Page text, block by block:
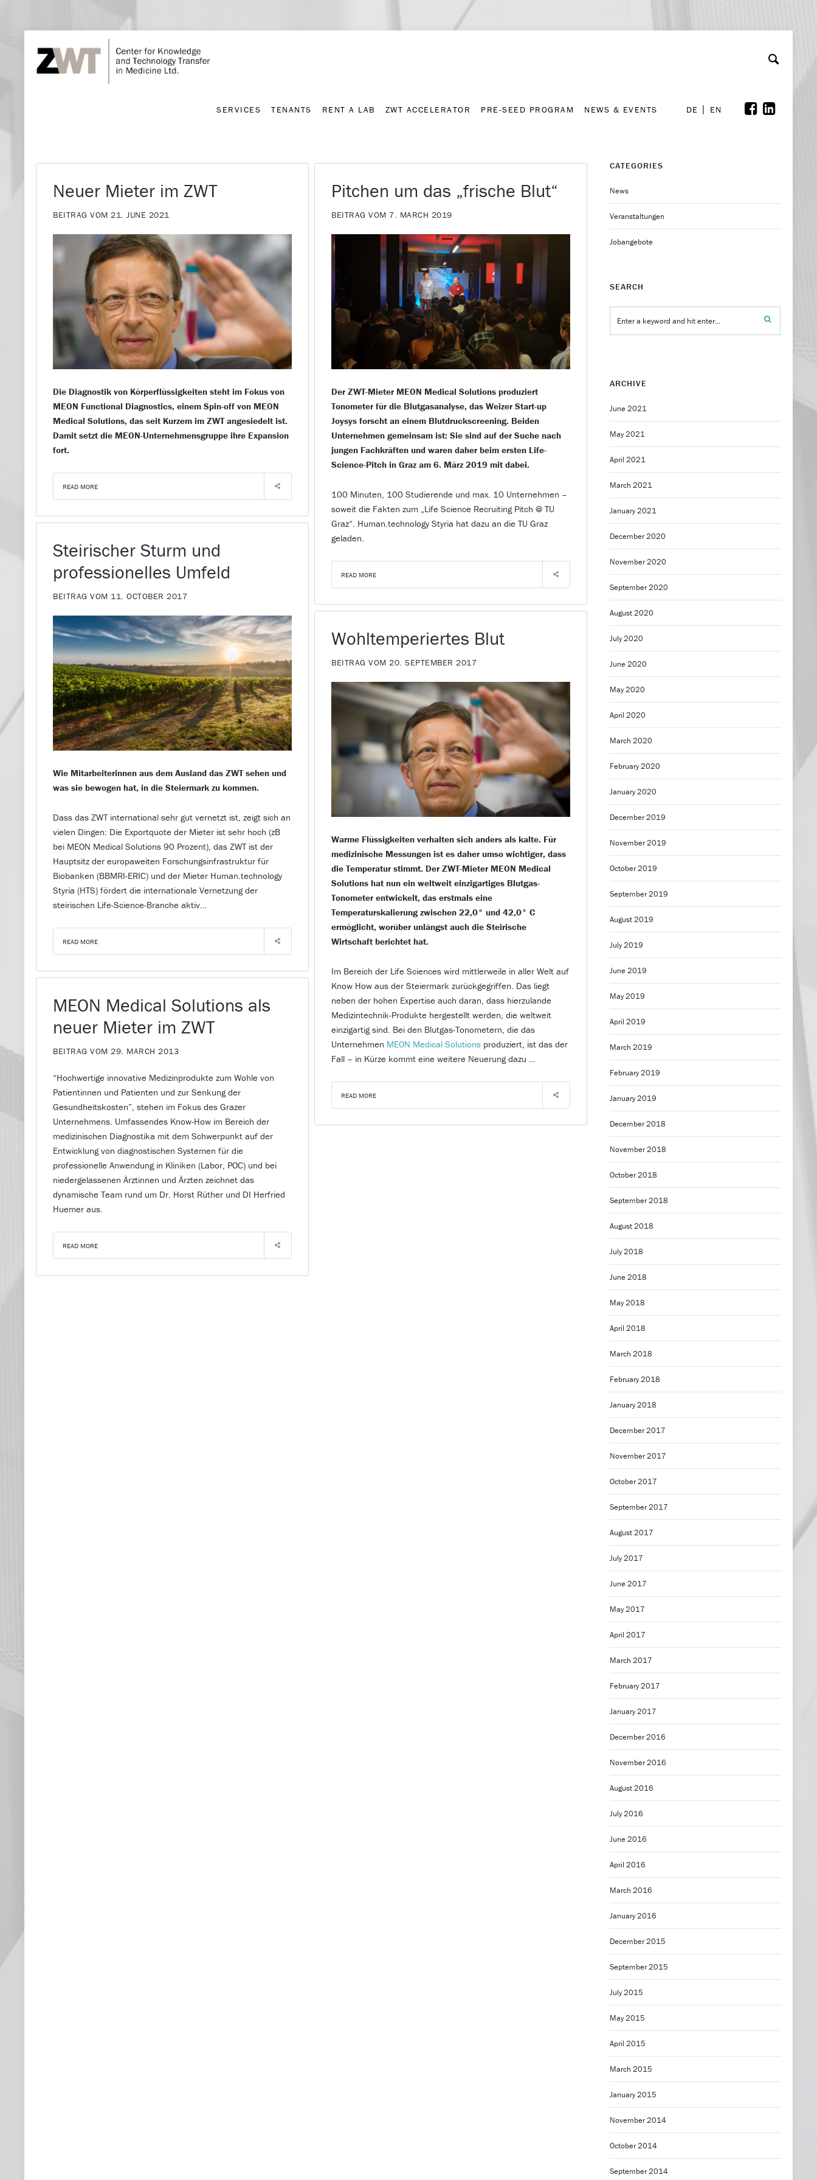
SERVICES TENANTS RENT A LAB ZWT ACCELERATOR PRE-SEED PROGRAM NEWS & EVENTS DE EN
Neuer Mieter im ZWT
BEITRAG VOM 21. JUNE 2021
Die Diagnostik von Körperflüssigkeiten steht im Fokus von
MEON Functional Diagnostics, einem Spin-off von MEON
Medical Solutions, das seit Kurzem im ZWT angesiedelt ist.
Damit setzt die MEON-Unternehmensgruppe ihre Expansion
fort.
READ MORE
Pitchen um das „frische Blut“
BEITRAG VOM 7. MARCH 2019
Der ZWT-Mieter MEON Medical Solutions produziert
Tonometer für die Blutgasanalyse, das Weizer Start-up
Joysys forscht an einem Blutdruckscreening. Beiden
Unternehmen gemeinsam ist: Sie sind auf der Suche nach
jungen Fachkräften und waren daher beim ersten Life-
Science-Pitch in Graz am 6. März 2019 mit dabei.
100 Minuten, 100 Studierende und max. 10 Unternehmen –
soweit die Fakten zum „Life Science Recruiting Pitch @ TU
Graz“. Human.technology Styria hat dazu an die TU Graz
geladen.
READ MORE
Steirischer Sturm und
professionelles Umfeld
BEITRAG VOM 11. OCTOBER 2017
Wie Mitarbeiterinnen aus dem Ausland das ZWT sehen und
was sie bewogen hat, in die Steiermark zu kommen.
Dass das ZWT international sehr gut vernetzt ist, zeigt sich an
vielen Dingen: Die Exportquote der Mieter ist sehr hoch (zB
bei MEON Medical Solutions 90 Prozent), das ZWT ist der
Hauptsitz der europaweiten Forschungsinfrastruktur für
Biobanken (BBMRI-ERIC) und der Mieter Human.technology
Styria (HTS) fördert die internationale Vernetzung der
steirischen Life-Science-Branche aktiv…
READ MORE
Wohltemperiertes Blut
BEITRAG VOM 20. SEPTEMBER 2017
Warme Flüssigkeiten verhalten sich anders als kalte. Für
medizinische Messungen ist es daher umso wichtiger, dass
die Temperatur stimmt. Der ZWT-Mieter MEON Medical
Solutions hat nun ein weltweit einzigartiges Blutgas-
Tonometer entwickelt, das erstmals eine
Temperaturskalierung zwischen 22,0° und 42,0° C
ermöglicht, worüber unlängst auch die Steirische
Wirtschaft berichtet hat.
Im Bereich der Life Sciences wird mittlerweile in aller Welt auf
Know How aus der Steiermark zurückgegriffen. Das liegt
neben der hohen Expertise auch daran, dass hierzulande
Medizintechnik-Produkte hergestellt werden, die weltweit
einzigartig sind. Bei den Blutgas-Tonometern, die das
Unternehmen MEON Medical Solutions produziert, ist das der
Fall – in Kürze kommt eine weitere Neuerung dazu …
READ MORE
MEON Medical Solutions als
neuer Mieter im ZWT
BEITRAG VOM 29. MARCH 2013
“Hochwertige innovative Medizinprodukte zum Wohle von
Patientinnen und Patienten und zur Senkung der
Gesundheitskosten”, stehen im Fokus des Grazer
Unternehmens. Umfassendes Know-How im Bereich der
medizinischen Diagnostika mit dem Schwerpunkt auf der
Entwicklung von diagnostischen Systemen für die
professionelle Anwendung in Kliniken (Labor, POC) und bei
niedergelassenen Ärztinnen und Ärzten zeichnet das
dynamische Team rund um Dr. Horst Rüther und DI Herfried
Huemer aus.
READ MORE
CATEGORIES
News
Veranstaltungen
Jobangebote
SEARCH
ARCHIVE
June 2021
May 2021
April 2021
March 2021
January 2021
December 2020
November 2020
September 2020
August 2020
July 2020
June 2020
May 2020
April 2020
March 2020
February 2020
January 2020
December 2019
November 2019
October 2019
September 2019
August 2019
July 2019
June 2019
May 2019
April 2019
March 2019
February 2019
January 2019
December 2018
November 2018
October 2018
September 2018
August 2018
July 2018
June 2018
May 2018
April 2018
March 2018
February 2018
January 2018
December 2017
November 2017
October 2017
September 2017
August 2017
July 2017
June 2017
May 2017
April 2017
March 2017
February 2017
January 2017
December 2016
November 2016
August 2016
July 2016
June 2016
April 2016
March 2016
January 2016
December 2015
September 2015
July 2015
May 2015
April 2015
March 2015
January 2015
November 2014
October 2014
September 2014